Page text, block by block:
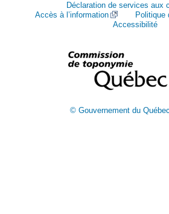
Déclaration de services aux
Accès à l’information
Politique
Accessibilité
© Gouvernement du